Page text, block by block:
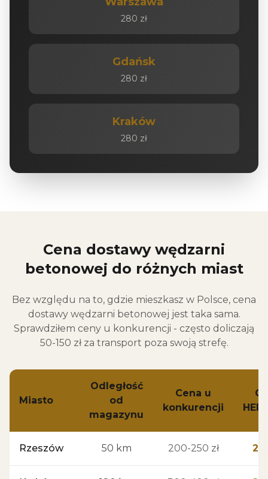
280 zł
Gdańsk
280 zł
Kraków
280 zł
Cena dostawy wędzarni
betonowej do różnych miast
Bez względu na to, gdzie mieszkasz w Polsce, cena
dostawy wędzarni betonowej jest taka sama.
Sprawdziłem ceny u konkurencji - często doliczają
50-150 zł za transport poza swoją strefę.
Miasto
Odległość
od
magazynu
Cena u
konkurencji
Rzeszów 50 km 200-250 zł